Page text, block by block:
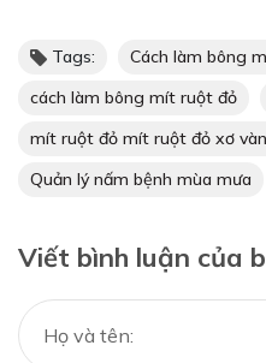
Tags:
Cách làm bông
cách làm bông mít ruột đỏ
mít ruột đỏ mít ruột đỏ xơ
Quản lý nấm bệnh mùa mưa
Viết bình luận của